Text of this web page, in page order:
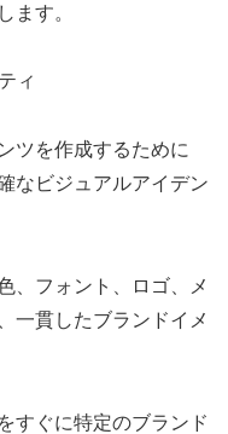
ます。
ィ
ツを作成するために
なビジュアルアイデン
、フォント、ロゴ、メ
一貫したブランドイメ
すぐに特定のブランド